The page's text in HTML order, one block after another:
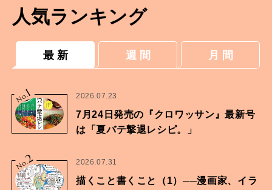
人気ランキング
最 新 週 間 月 間
No.
1 2026.07.23
7月24日発売の『クロワッサン』最新号
は「夏バテ撃退レシピ。」
No.2 2026.07.31
描くこと書くこと（1）──漫画家、イラ